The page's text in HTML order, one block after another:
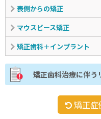
表側からの矯正
マウスピース矯正
矯正歯科＋インプラント
矯正歯科治療に伴う
矯正症